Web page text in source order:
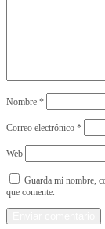
Nombre *
Correo electrónico *
Web
Guarda mi nombre,
que comente.